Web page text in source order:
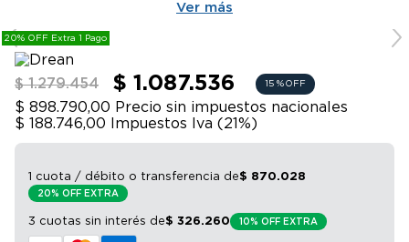
refrigerador y alambrón en freezer. Anaqueles en
contrapuerta. Cajón para frutas y verduras. Control de
temperatura interior. Luz LED.
Ver más
20% OFF Extra 1 Pago
$ 1.279.454 $ 1.087.536 15 % OFF
$ 898.790,00 Precio sin impuestos nacionales
$ 188.746,00
Impuestos Iva (21%)
1 cuota / débito o transferencia de$ 870.028
20% OFF EXTRA
3 cuotas sin interés de$ 326.260 10% OFF EXTRA
9.
bicicleta
10. sommier